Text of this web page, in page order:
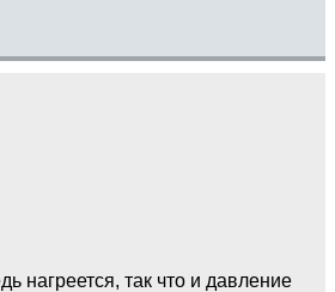
нагреется, так что и давление